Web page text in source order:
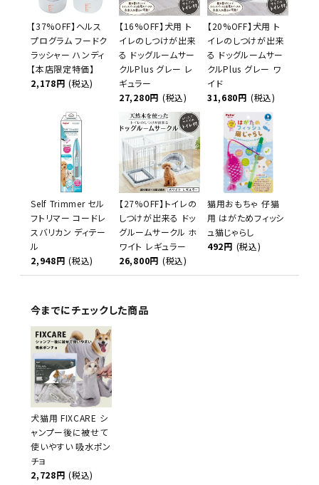
【37%OFF】ヘルス
プログラム フードク
ラッシャー ハンディ
【本店限定特価】
2,178円 (税込)
【16%OFF】犬用 ト
イレのしつけが出来
る ドッグルームサー
クルPlus グレー レ
ギュラー
27,280円 (税込)
【20%OFF】犬用 ト
イレのしつけが出来
る ドッグルームサー
クルPlus グレー ワ
イド
31,680円 (税込)
Self Trimmer セル
フトリマー コードレ
スバリカン ディテー
ル
2,948円 (税込)
【27%OFF】トイレの
しつけが出来る ドッ
グルームサークル ホ
ワイト レギュラー
26,800円 (税込)
猫用おもちゃ 仔猫
用 はがためフィッシ
ュ猫じゃらし
492円 (税込)
今までにチェックした商品
犬猫用 FIXCARE シ
ャンプー後に被せて
使いやすい 吸水ポン
チョ
2,728円 (税込)